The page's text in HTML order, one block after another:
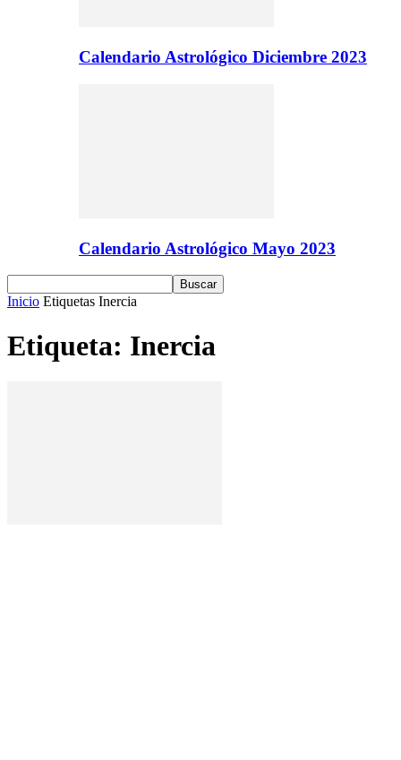
Calendario Astrológico Diciembre 2023
Calendario Astrológico Mayo 2023
Inicio Etiquetas Inercia
Etiqueta: Inercia